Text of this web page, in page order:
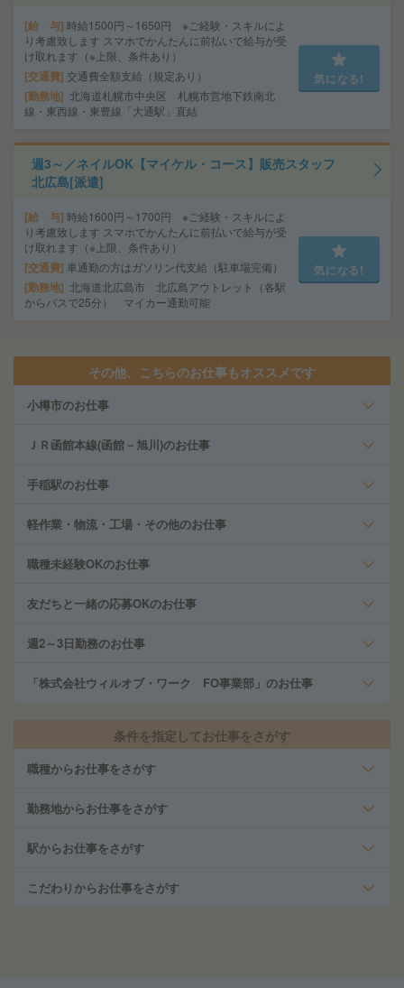
給 与 時給1500円～1650円 ※ご経験・スキルによ
り考慮致します スマホでかんたんに前払いで給与が受
け取れます（※上限、条件あり）
交通費 交通費全額支給（規定あり）
勤務地
北海道札幌市中央区 札幌市営地下鉄南北
線・東西線・東豊線「大通駅」直結
気になる!
週3～／ネイルOK【マイケル・コース】販売スタッフ
北広島[派遣]
給 与 時給1600円～1700円 ※ご経験・スキルによ
り考慮致します スマホでかんたんに前払いで給与が受
け取れます（※上限、条件あり）
交通費 車通勤の方はガソリン代支給（駐車場完備）
勤務地
北海道北広島市 北広島アウトレット（各駅
からバスで25分） マイカー通勤可能
気になる!
その他、こちらのお仕事もオススメです
小樽市のお仕事
ＪＲ函館本線(函館－旭川)のお仕事
手稲駅のお仕事
軽作業・物流・工場・その他のお仕事
職種未経験OKのお仕事
友だちと一緒の応募OKのお仕事
週2～3日勤務のお仕事
「株式会社ウィルオブ・ワーク FO事業部」のお仕事
条件を指定してお仕事をさがす
職種からお仕事をさがす
勤務地からお仕事をさがす
駅からお仕事をさがす
こだわりからお仕事をさがす